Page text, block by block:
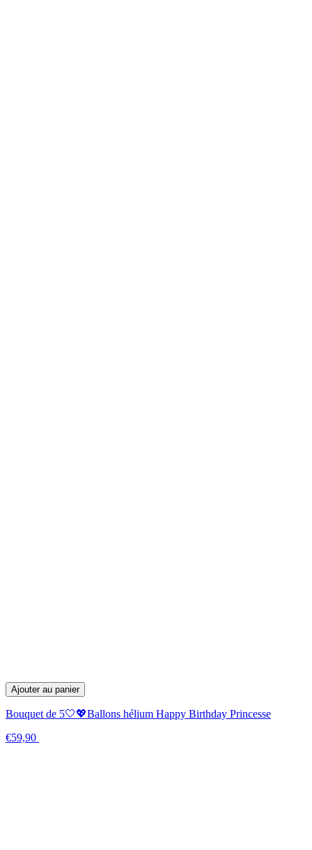
Ajouter au panier
Bouquet de 5🤍💖Ballons hélium Happy Birthday Princesse
€59,90